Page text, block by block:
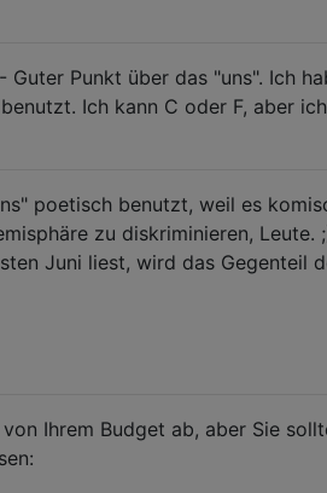
Guter Punkt über das "uns". Ich
Ich kann C oder F, aber
poetisch benutzt, weil es
zu diskriminieren,
Juni liest, wird das Gegenteil
Ihrem Budget ab, aber Sie